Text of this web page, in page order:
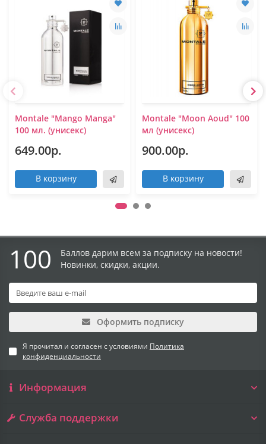
Montale "Mango Manga"
100 мл. (унисекс)
649.00р.
В корзину
Montale "Moon Aoud" 100
мл (унисекс)
900.00р.
В корзину
100
Баллов дарим всем за подписку на новости!
Новинки, скидки, акции.
Оформить подписку
Я прочитал и согласен с условиями Политика
конфиденциальности
Информация
Служба поддержки